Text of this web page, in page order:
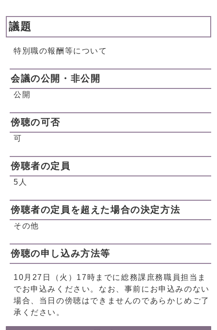
議題
特別職の報酬等について
会議の公開・非公開
公開
傍聴の可否
可
傍聴者の定員
5人
傍聴者の定員を超えた場合の決定方法
その他
傍聴の申し込み方法等
10月27日（火）17時までに総務課庶務職員担当ま
でお申込みください。なお、事前にお申込みのない
場合、当日の傍聴はできませんのであらかじめご了
承ください。